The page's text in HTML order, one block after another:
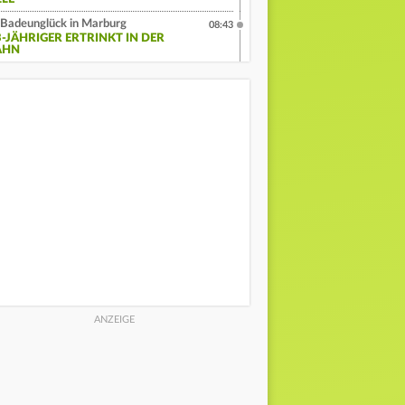
Badeunglück in Marburg
JÄHRIGER ERTRINKT IN DER
08:43